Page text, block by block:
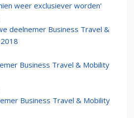
weer exclusiever worden'
deelnemer Business Travel &
Business Travel & Mobility
Business Travel & Mobility